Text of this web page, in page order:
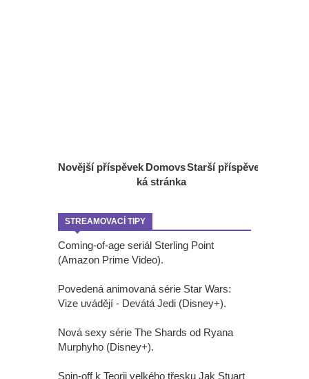
Novější příspěvek Starší příspěvek
Domovs
ká stránka
STREAMOVACÍ TIPY
Coming-of-age seriál Sterling Point
(Amazon Prime Video).
Povedená animovaná série Star Wars:
Vize uvádějí - Devátá Jedi (Disney+).
Nová sexy série The Shards od Ryana
Murphyho (Disney+).
Spin-off k Teorii velkého třesku Jak Stuart